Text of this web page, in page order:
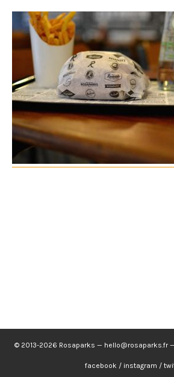
© 2013-2026 Rosaparks — hello@rosaparks.fr—
facebook / instagram /